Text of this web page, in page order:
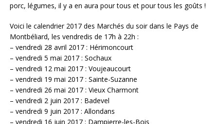
porc, légumes, il y a en aura pour tous et pour tous les goûts !
Voici le calendrier 2017 des Marchés du soir dans le Pays de
Montbéliard, les vendredis de 17h à 22h :
– vendredi 28 avril 2017 : Hérimoncourt
– vendredi 5 mai 2017 : Sochaux
– vendredi 12 mai 2017 : Voujeaucourt
– vendredi 19 mai 2017 : Sainte-Suzanne
– vendredi 26 mai 2017 : Vieux Charmont
– vendredi 2 juin 2017 : Badevel
– vendredi 9 juin 2017 : Allondans
– vendredi 16 juin 2017 : Dampierre-les-Bois